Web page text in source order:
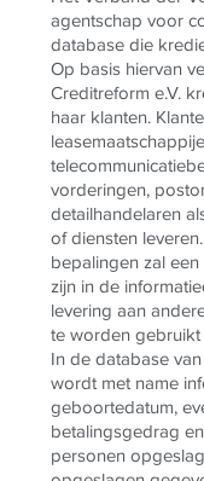
agentschap voor
database die
Op basis hiervan
Creditreform e.V.
haar klanten.
vorderingen,
detailhandelaren
of diensten
bepalingen zal
zijn in de
levering aan
te worden
In de database
wordt met name
geboortedatum,
betalingsgedrag
personen